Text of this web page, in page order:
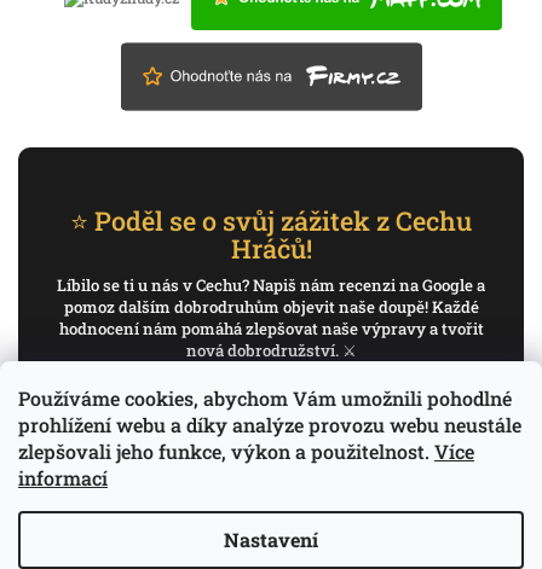
Používáme cookies, abychom Vám umožnili pohodlné
prohlížení webu a díky analýze provozu webu neustále
zlepšovali jeho funkce, výkon a použitelnost. Více
informací
Nastavení
⭐ Poděl se o svůj zážitek z Cechu
Hráčů!
Líbilo se ti u nás v Cechu? Napiš nám recenzi na Google a
pomoz dalším dobrodruhům objevit naše doupě! Každé
hodnocení nám pomáhá zlepšovat naše výpravy a tvořit
nová dobrodružství. ⚔️
✍️ Napiš recenzi na Google
Děkujeme, že pomáháš psát příběh Cechu Hráčů.